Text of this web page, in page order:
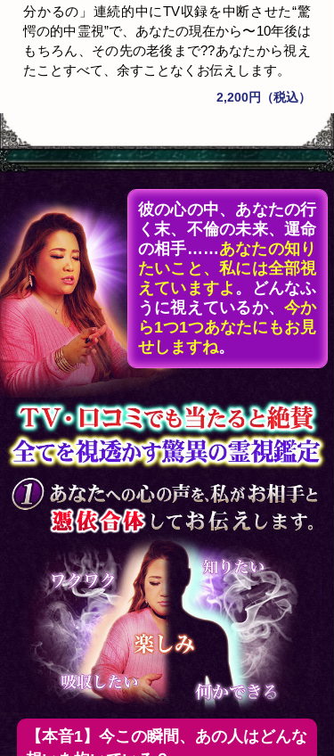
分かるの」連続的中にTV収録を中断させた“驚
愕の的中霊視”で、あなたの現在から〜10年後は
もちろん、その先の老後まで??あなたから視え
たことすべて、余すことなくお伝えします。
2,200円（税込）
彼の心の中、あなたの行
く末、不倫の未来、運命
の相手……あなたの知り
たいこと、私には全部視
えていますよ 。どんなふ
うに視えているか、 今か
ら1つ1つあなたにもお見
せしますね。
【本音1】今この瞬間、あの人はどんな